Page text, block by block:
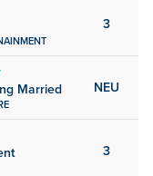
3
Married
NEU
3